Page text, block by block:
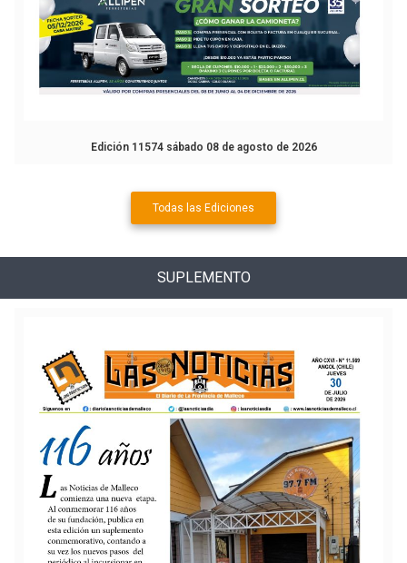
Edición 11574 sábado 08 de agosto de 2026
Todas las Ediciones
SUPLEMENTO